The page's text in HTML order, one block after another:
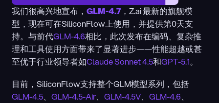
我们很高兴地宣布， GLM-4.7 ，Z.ai 最新的旗舰模
型，现在可在SiliconFlow上使用，并提供第0天支
持。与前代GLM-4.6相比，此次发布在编码、复杂推
理和工具使用方面带来了显著进步——性能超越或甚
至优于行业领导者如Claude Sonnet 4.5和GPT-5.1。
目前，SiliconFlow支持整个GLM模型系列，包括
GLM-4.5、 GLM-4.5-Air、 GLM-4.5V、 GLM-4.6、